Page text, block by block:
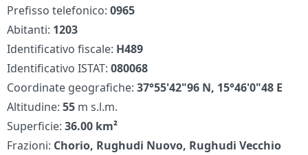
Prefisso telefonico:0965
Abitanti: 1203
Identificativo fiscale: H489
Identificativo ISTAT:080068
Coordinate geografiche:37°55'42"96 N, 15°46'0"48 E
Altitudine:55 m s.l.m.
Superficie:36.00 km²
Frazioni: Chorio, Rughudi Nuovo, Rughudi Vecchio